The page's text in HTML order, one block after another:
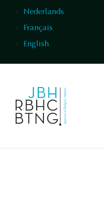
Nederlands
Français
English